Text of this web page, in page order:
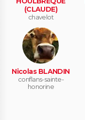
(CLAUDE)
chavelot
Nicolas BLANDIN
conflans-sainte-
honorine